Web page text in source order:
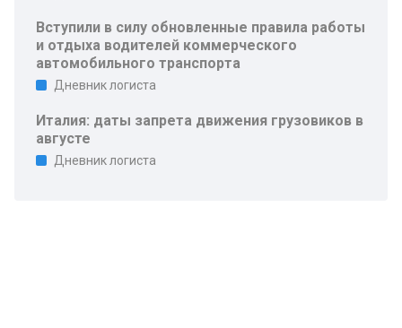
Вступили в силу обновленные правила работы
и отдыха водителей коммерческого
автомобильного транспорта
Дневник логиста
Италия: даты запрета движения грузовиков в
августе
Дневник логиста